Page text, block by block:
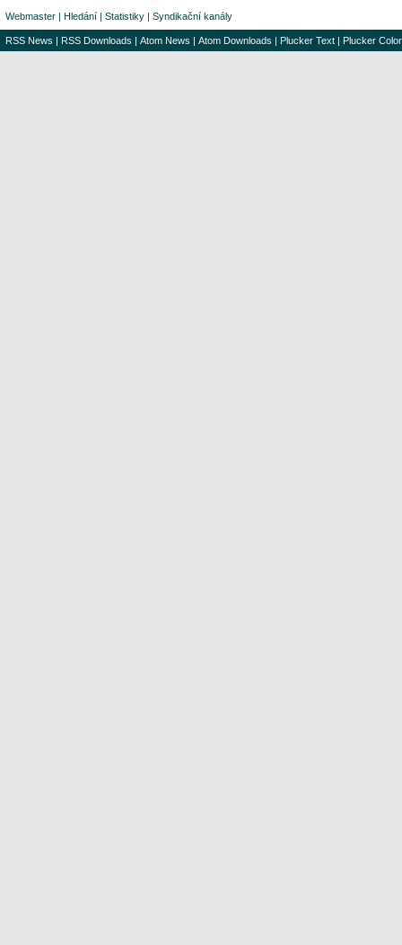
Webmaster | Hledání | Statistiky | Syndikační kanály
RSS News | RSS Downloads | Atom News | Atom Downloads | Plucker Text | Plucker Color